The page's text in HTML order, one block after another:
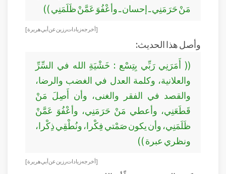
مَنْ حَرَمَنِي ـ إحسان ـ وأعْفُوَ عَمَّنْ ظَلَمَنِي ))
[أخرجه زيادات رزين عن أبي هريرة]
وأصل هذا الحديث:
(( أَمَرَنِي رَبِّي بِتِسْع : خَشْيَةِ الله في السِّرِّ
والعلانية، وكلمة العدل في الغضب والرضا،
والقصد في الفقر والغنى، وأن أَصِلَ مَنْ
قَطَعَنِي، وأعطي مَنْ حَرَمَنِي، وأعْفُوَ عَمَّنْ
ظَلَمَنِي، وأن يكون صَمْتي فِكْرا، ونُطْقِي ذِكْرا،
ونظري عبرة ))
[أخرجه زيادات رزين عن أبي هريرة]